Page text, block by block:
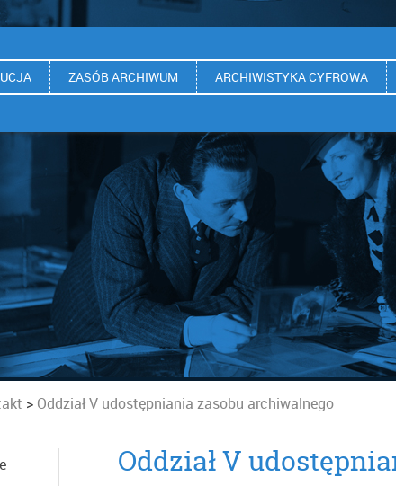
ZASÓB ARCHIWUM ARCHIWISTYKA CYFROWA
> Oddział V udostępniania zasobu archiwalnego
Oddział V